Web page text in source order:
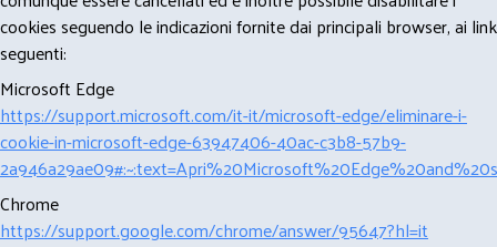
cookies seguendo le indicazioni fornite dai principali browser, ai link
seguenti:
Microsoft Edge
https://support.microsoft.com/it-it/microsoft-edge/eliminare-i-
cookie-in-microsoft-edge-63947406-40ac-c3b8-57b9-
Chrome
https://support.google.com/chrome/answer/95647?hl=it